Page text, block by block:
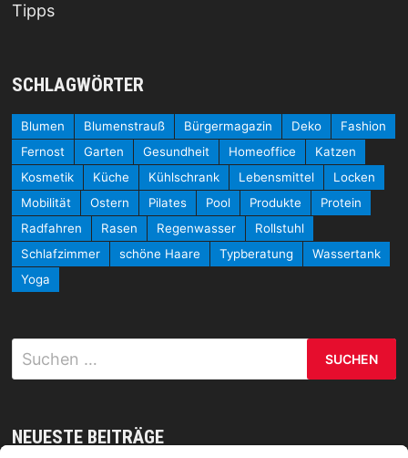
Tipps
SCHLAGWÖRTER
Blumen Blumenstrauß Bürgermagazin Deko
Fashion
Fernost
Garten Gesundheit Homeoffice
Katzen
Kosmetik
Küche Kühlschrank Lebensmittel
Locken
Mobilität
Ostern Pilates Pool Produkte
Protein
Radfahren
Rasen Regenwasser
Rollstuhl
Schlafzimmer
schöne Haare Typberatung
Wassertank
Yoga
Suchen
nach:
NEUESTE BEITRÄGE